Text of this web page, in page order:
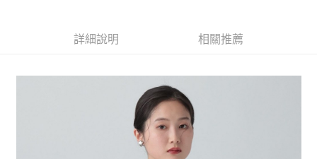
3.實際核准額度、可分期數及費用金額請依後續交易確認頁面所載為準。
4.訂單成立30分鐘內，如未前往確認交易或遇審核未通過，訂單將自動取
1.分期款項不併入電信帳單，「大哥付你分期」於每月結算日後寄送繳費提
2.透過簡訊連結打開帳單後，可選擇「超商條碼／台灣大直營門市／銀行轉
帳／街口支付／iPASS MONEY」等通路繳費。
３．安心：先確認商品／服務後，再付款。
【「AFTEE先享後付」結帳流程】
１．於結帳方式選擇「AFTEE先享後付」後，將跳轉至「AFTEE先享後付」
結帳頁面，進行簡訊認證並確認金額後，即可完成結帳。
２．訂單成立數日內，您將收到繳費通知簡訊。
３．收到繳費通知簡訊後14天內，點擊此簡訊中的連結，可透過四大超商／
每筆NT$80，滿NT$888(含以上)免運費
每筆NT$80，滿NT$888(含以上)免運費
詳細說明 相關推薦